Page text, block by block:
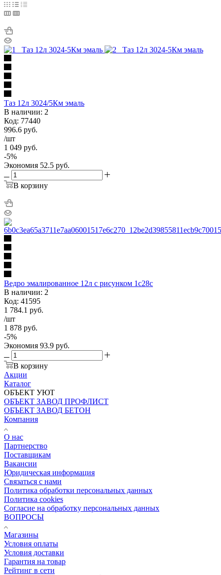
Таз 12л 3024/5Км эмаль
В наличии: 2
Код: 77440
996.6 руб.
/шт
1 049 руб.
-5%
Экономия 52.5 руб.
В корзину
Ведро эмалированное 12л с рисунком 1с28с
В наличии: 2
Код: 41595
1 784.1 руб.
/шт
1 878 руб.
-5%
Экономия 93.9 руб.
В корзину
Акции
Каталог
ОБЪЕКТ УЮТ
ОБЪЕКТ ЗАВОД ПРОФЛИСТ
ОБЪЕКТ ЗАВОД БЕТОН
Компания
О нас
Партнерство
Поставщикам
Вакансии
Юридическая информация
Связаться с нами
Политика обработки персональных данных
Политика cookies
Согласие на обработку персональных данных
ВОПРОСЫ
Магазины
Условия оплаты
Условия доставки
Гарантия на товар
Рейтинг в сети